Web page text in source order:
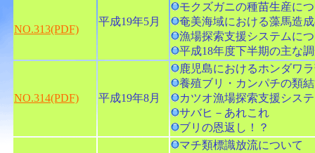
NO.313(PDF)
平成19年5月
モクズガニの種苗生産に
奄美海域における藻馬造
漁場探索支援システムに
平成18年度下半期の主な
NO.314(PDF) 平成19年8月
鹿児島におけるホンダワ
養殖ブリ・カンパチの類
カツオ漁場探索支援シス
サバヒ－あれこれ
ブリの恩返し！？
マチ類標識放流について